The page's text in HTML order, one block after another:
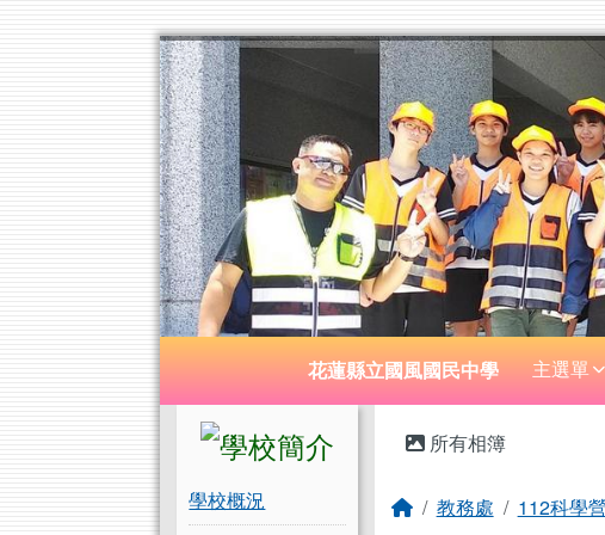
花蓮縣立國風國民中學
導覽列 花蓮縣立國風國民中學 主選單
左邊區域內容
學校概況
主內容區域
所有相簿
回首頁
教務處 112科學
頁尾區域